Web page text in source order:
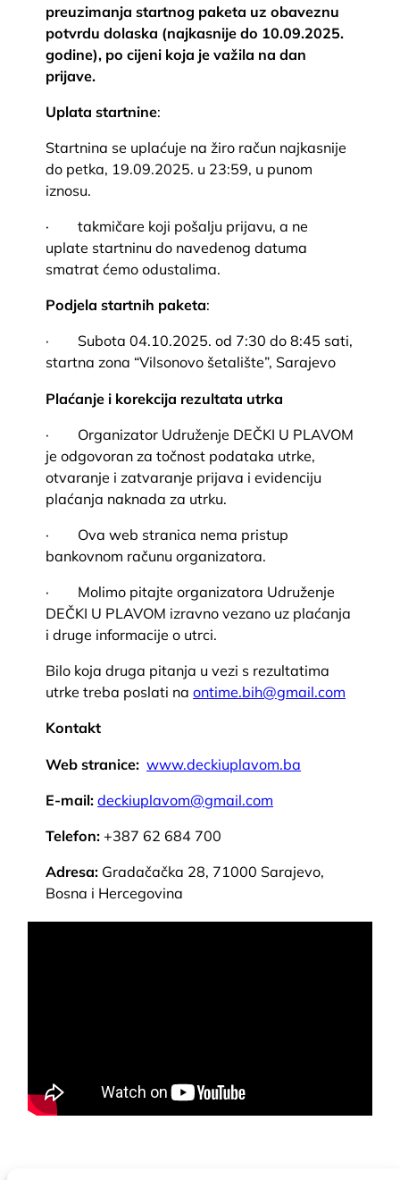
preuzimanja startnog paketa uz obaveznu
potvrdu dolaska (najkasnije do 10.09.2025.
godine), po cijeni koja je važila na dan
prijave.
Uplata startnine:
Startnina se uplaćuje na žiro račun najkasnije
do petka, 19.09.2025. u 23:59, u punom
iznosu.
· takmičare koji pošalju prijavu, a ne
uplate startninu do navedenog datuma
smatrat ćemo odustalima.
Podjela startnih paketa:
· Subota 04.10.2025. od 7:30 do 8:45 sati,
startna zona “Vilsonovo šetalište”, Sarajevo
Plaćanje i korekcija rezultata utrka
· Organizator Udruženje DEČKI U PLAVOM
je odgovoran za točnost podataka utrke,
otvaranje i zatvaranje prijava i evidenciju
plaćanja naknada za utrku.
· Ova web stranica nema pristup
bankovnom računu organizatora.
· Molimo pitajte organizatora Udruženje
DEČKI U PLAVOM izravno vezano uz plaćanja
i druge informacije o utrci.
Bilo koja druga pitanja u vezi s rezultatima
utrke treba poslati naontime.bih@gmail.com
Kontakt
Web stranice: www.deckiuplavom.ba
E-mail: deckiuplavom@gmail.com
Telefon: +387 62 684 700
Adresa: Gradačačka 28, 71000 Sarajevo,
Bosna i Hercegovina